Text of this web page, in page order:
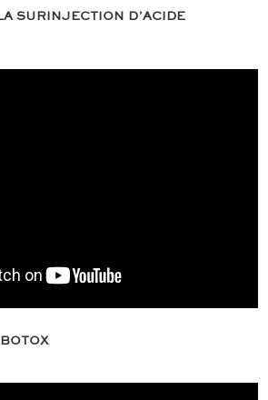
SURINJECTION D’ACIDE